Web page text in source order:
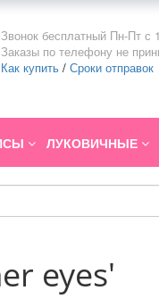
Звонок бесплатный Пн-Пт с
Заказы по телефону не
Как купить / Сроки отправок
ЛУКОВИЧНЫЕ
eyes'